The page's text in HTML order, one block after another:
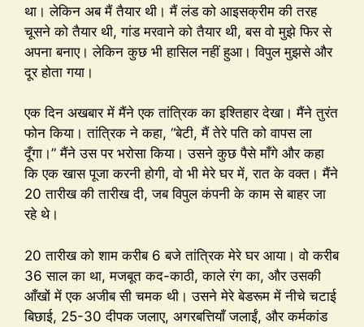
था। लेकिन अब मैं तैयार थी। मैं लंड को आइसक्रीम की तरह
चूसने को तैयार थी, गांड मरवाने को तैयार थी, बस वो मुझे फिर से
अपना बनाए। लेकिन कुछ भी हासिल नहीं हुआ। विपुल मुझसे और
दूर होता गया।
एक दिन अखबार में मैंने एक तांत्रिक का इश्तिहार देखा। मैंने तुरंत
फोन किया। तांत्रिक ने कहा, “बेटी, मैं तेरे पति को वापस ला
दूँगा।” मैंने उस पर भरोसा किया। उसने कुछ पैसे माँगे और कहा
कि एक खास पूजा करनी होगी, वो भी मेरे घर में, रात के वक्त। मैंने
20 तारीख की तारीख दी, जब विपुल कंपनी के काम से बाहर जा
रहे थे।
20 तारीख को शाम करीब 6 बजे तांत्रिक मेरे घर आया। वो करीब
36 साल का था, मजबूत कद-काठी, काले रंग का, और उसकी
आँखों में एक अजीब सी चमक थी। उसने मेरे बेडरूम में नीचे चटाई
बिछाई, 25-30 दीपक जलाए, अगरबत्तियाँ जलाईं, और कर्मकांड